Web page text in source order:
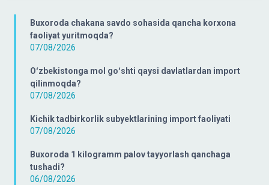
Buxoroda chakana savdo sohasida qancha korxona
faoliyat yuritmoqda?
07/08/2026
Oʻzbekistonga mol goʻshti qaysi davlatlardan import
qilinmoqda?
07/08/2026
Kichik tadbirkorlik subyektlarining import faoliyati
07/08/2026
Buxoroda 1 kilogramm palov tayyorlash qanchaga
tushadi?
06/08/2026